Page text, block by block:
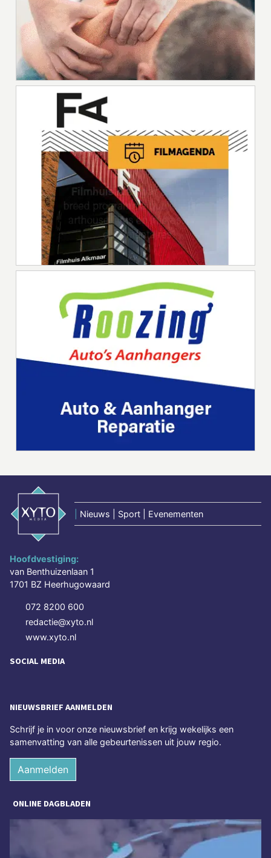
Nieuws | Sport | Evenementen
Hoofdvestiging:
van Benthuizenlaan 1
1701 BZ Heerhugowaard
072 8200 600
redactie@xyto.nl
www.xyto.nl
SOCIAL MEDIA
NIEUWSBRIEF AANMELDEN
Schrijf je in voor onze nieuwsbrief en krijg wekelijks een
samenvatting van alle gebeurtenissen uit jouw regio.
Aanmelden
ONLINE DAGBLADEN